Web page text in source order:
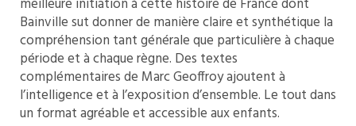
meilleure initiation à cette histoire de France dont
Bainville sut donner de manière claire et synthétique la
compréhension tant générale que particulière à chaque
période et à chaque règne. Des textes
complémentaires de Marc Geoffroy ajoutent à
l’intelligence et à l’exposition d’ensemble. Le tout dans
un format agréable et accessible aux enfants.